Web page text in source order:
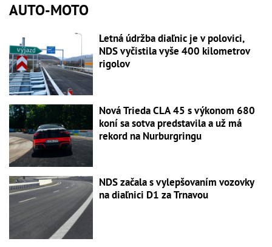
AUTO-MOTO
Letná údržba diaľnic je v polovici,
NDS vyčistila vyše 400 kilometrov
rigolov
Nová Trieda CLA 45 s výkonom 680
koní sa sotva predstavila a už má
rekord na Nurburgringu
NDS začala s vylepšovaním vozovky
na diaľnici D1 za Trnavou